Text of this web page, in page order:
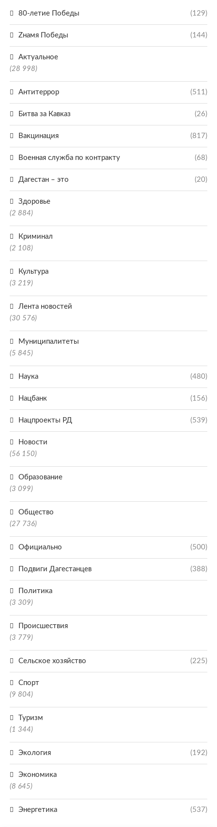
80-летие Победы (129)
Zнамя Победы (144)
Актуальное
(28 998)
Антитеррор (511)
Битва за Кавказ (26)
Вакцинация (817)
Военная служба по контракту (68)
Дагестан – это (20)
Здоровье
(2 884)
Криминал
(2 108)
Культура
(3 219)
Лента новостей
(30 576)
Муниципалитеты
(5 845)
Наука (480)
Нацбанк (156)
Нацпроекты РД (539)
Новости
(56 150)
Образование
(3 099)
Общество
(27 736)
Официально (500)
Подвиги Дагестанцев (388)
Политика
(3 309)
Происшествия
(3 779)
Сельское хозяйство (225)
Спорт
(9 804)
Туризм
(1 344)
Экология (192)
Экономика
(8 645)
Энергетика (537)